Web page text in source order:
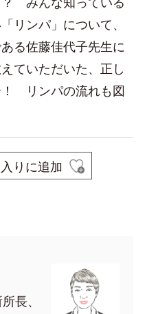
リンパ」について、
る佐藤佳代子先生に
ていただいた、正し
！ リンパの流れも図
りに追加
長、